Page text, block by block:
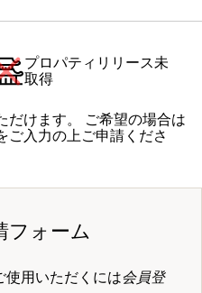
プロパティリリース未
取得
けます。 ご希望の場合は
ご入力の上ご申請くださ
フォーム
使用いただくには会員登